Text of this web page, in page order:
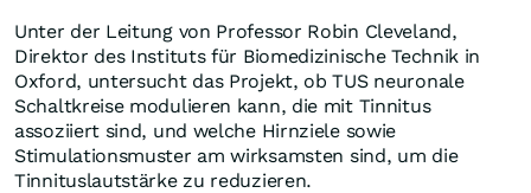
Unter der Leitung von Professor Robin Cleveland,
Direktor des Instituts für Biomedizinische Technik in
Oxford, untersucht das Projekt, ob TUS neuronale
Schaltkreise modulieren kann, die mit Tinnitus
assoziiert sind, und welche Hirnziele sowie
Stimulationsmuster am wirksamsten sind, um die
Tinnituslautstärke zu reduzieren.